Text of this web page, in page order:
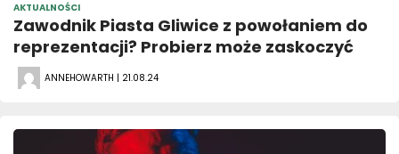
AKTUALNOŚCI
Zawodnik Piasta Gliwice z powołaniem do
reprezentacji? Probierz może zaskoczyć
ANNEHOWARTH | 21.08.24